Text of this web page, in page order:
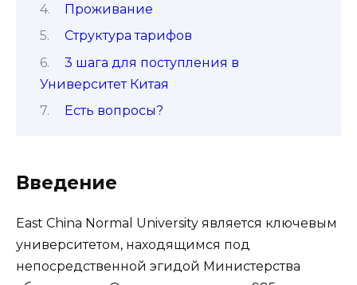
Проживание
Структура тарифов
3 шага для поступления в
Университет Китая
Есть вопросы?
Введение
East China Normal University является ключевым
университетом, находящимся под
непосредственной эгидой Министерства